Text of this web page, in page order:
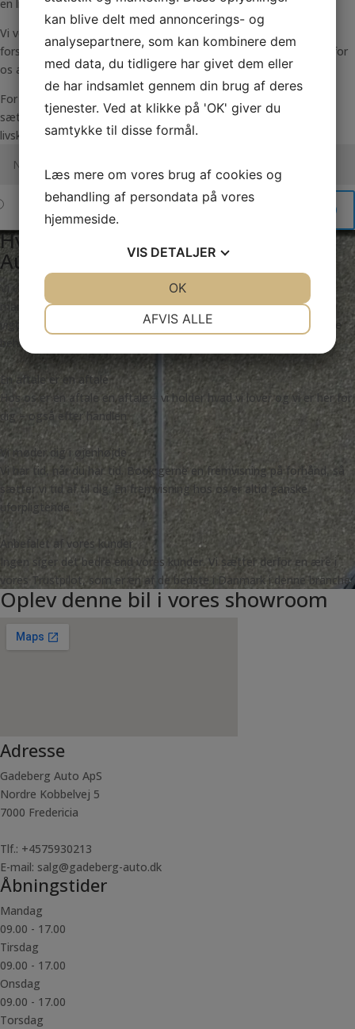
en livsstil.
Vi ved gennem mange års erfaring at der findes lige så mange
forskellige mennesker som der findes biler. Derfor er det vigtigt for
os at du får den bil der matcher dig og dine behov allerbedst.
For os er en bilhandel meget mere end blot kroner og øre. Og vi
sætter en ære i at give professionel vejledning, tryghed og
livskvalitet.
SEND
Hvorfor skal du vælge Gadeberg
Auto?
Vi ved, gennem salg af mere end 5000 biler, at der findes lige så
mange forskellige mennesker, som der findes biler. Det er derfor
vigtigt for os, at du får lige netop den bil, der matcher dig og dine
behov allerbedst.
En aftale er en aftale
Hos os er en aftale en aftale – vi holder hvad vi lover og vi er her for
dig – også efter handlen
Vi møder dig i øjenhøjde
Vi har tid, når du har tid. Book gerne en fremvisning på forhånd, så
sætter vi tid af til dig. En fremvisning hos os er altid ganske
uforpligtende.
Anbefalet af vores kunder
Ingen siger det bedre end vores kunder. Vi sætter derfor en ære i
vores Trustpilot, som er en af de bedste i Danmark i denne branche.
Oplev denne bil i vores showroom
Adresse
Gadeberg Auto ApS
Nordre Kobbelvej 5
7000 Fredericia
Tlf.: +4575930213
E-mail: salg@gadeberg-auto.dk
Åbningstider
Mandag
09.00 - 17.00
Tirsdag
09.00 - 17.00
Onsdag
09.00 - 17.00
Torsdag
kan blive delt med annoncerings- og
analysepartnere, som kan kombinere dem
med data, du tidligere har givet dem eller
de har indsamlet gennem din brug af deres
tjenester. Ved at klikke på 'OK' giver du
samtykke til disse formål.
Læs mere om vores brug af cookies og
behandling af persondata på vores
hjemmeside.
VIS DETALJER
MARKETING STATISTIK
AFVIS ALLE
OK